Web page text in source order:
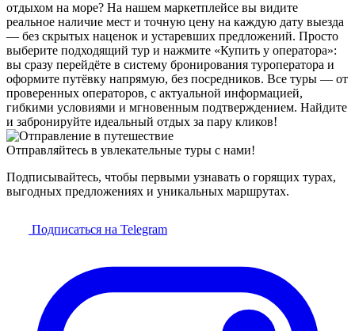
отдыхом на море? На нашем маркетплейсе вы видите
реальное наличие мест и точную цену на каждую дату выезда
— без скрытых наценок и устаревших предложений. Просто
выберите подходящий тур и нажмите «Купить у оператора»:
вы сразу перейдёте в систему бронирования туроператора и
оформите путёвку напрямую, без посредников. Все туры — от
проверенных операторов, с актуальной информацией,
гибкими условиями и мгновенным подтверждением. Найдите
и забронируйте идеальный отдых за пару кликов!
Отправляйтесь в увлекательные туры с нами!
Подписывайтесь, чтобы первыми узнавать о горящих турах,
выгодных предложениях и уникальных маршрутах.
Подписаться на Telegram